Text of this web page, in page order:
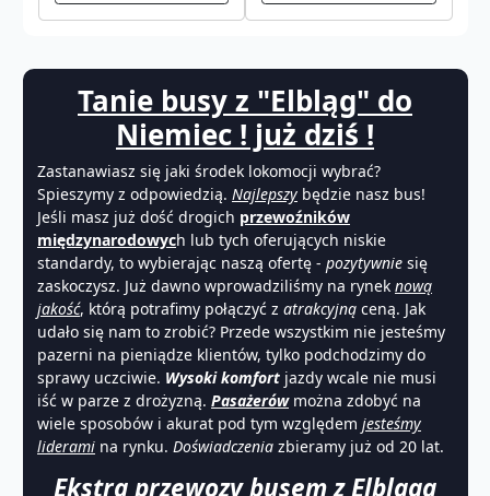
Tanie busy z "Elbląg" do
Niemiec ! już dziś !
Zastanawiasz się jaki środek lokomocji wybrać?
Spieszymy z odpowiedzią. Najlepszy będzie nasz bus!
Jeśli masz już dość drogich przewoźników
międzynarodowych lub tych oferujących niskie
standardy, to wybierając naszą ofertę - pozytywnie się
zaskoczysz. Już dawno wprowadziliśmy na rynek nową
jakość, którą potrafimy połączyć z atrakcyjną ceną. Jak
udało się nam to zrobić? Przede wszystkim nie jesteśmy
pazerni na pieniądze klientów, tylko podchodzimy do
sprawy uczciwie. Wysoki komfort jazdy wcale nie musi
iść w parze z drożyzną. Pasażerówmożna zdobyć na
wiele sposobów i akurat pod tym względem jesteśmy
liderami na rynku. Doświadczenia zbieramy już od 20 lat.
Ekstra przewozy busemz Elbląga